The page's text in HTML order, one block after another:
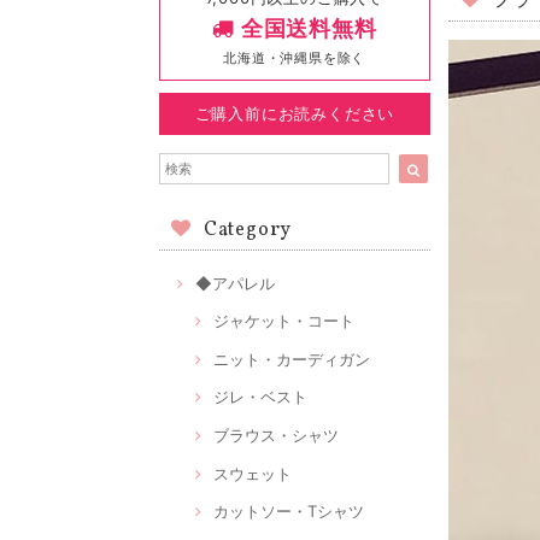
全国送料無料
北海道・沖縄県を除く
ご購入前にお読みください
Category
◆アパレル
ジャケット・コート
ニット・カーディガン
ジレ・ベスト
ブラウス・シャツ
スウェット
カットソー・Tシャツ